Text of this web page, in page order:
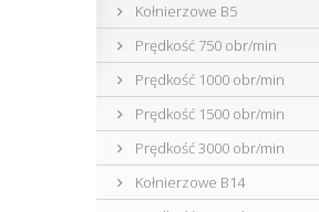
Kołnierzowe B5
Prędkość 750 obr/min
Prędkość 1000 obr/min
Prędkość 1500 obr/min
Prędkość 3000 obr/min
Kołnierzowe B14